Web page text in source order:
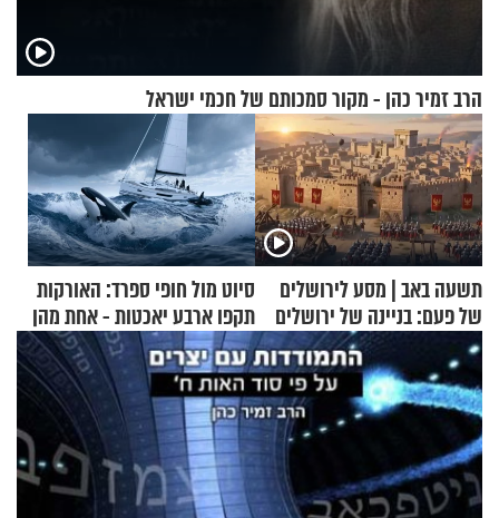
הרב זמיר כהן - מקור סמכותם של חכמי ישראל
תשעה באב | מסע לירושלים
של פעם: בניינה של ירושלים
סיוט מול חופי ספרד: האורקות
תקפו ארבע יאכטות - אחת מהן
טבעה